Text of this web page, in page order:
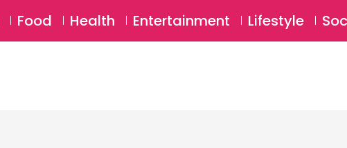
Food Health Entertainment Lifestyle